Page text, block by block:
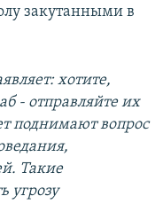
закутанными в
хотите,
- отправляйте их
поднимают вопрос
Такие
угрозу